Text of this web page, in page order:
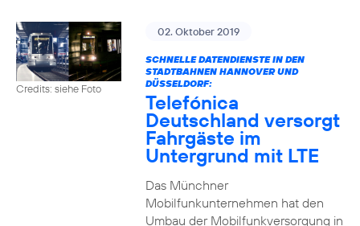
Credits: siehe Foto
02. Oktober 2019
SCHNELLE DATENDIENSTE IN DEN
STADTBAHNEN HANNOVER UND
DÜSSELDORF:
Telefónica
Deutschland versorgt
Fahrgäste im
Untergrund mit LTE
Das Münchner
Mobilfunkunternehmen hat den
Umbau der Mobilfunkversorgung in